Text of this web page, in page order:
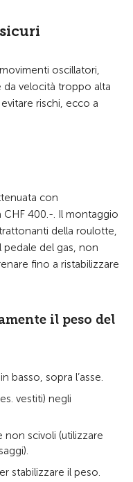
oscillatori,
da velocità troppo alta
rischi, ecco a
con
CHF 400.-. Il montaggio
della roulotte,
pedale del gas, non
fino a ristabilizzare
il peso del
basso, sopra l’asse.
vestiti) negli
non scivoli (utilizzare
stabilizzare il peso.